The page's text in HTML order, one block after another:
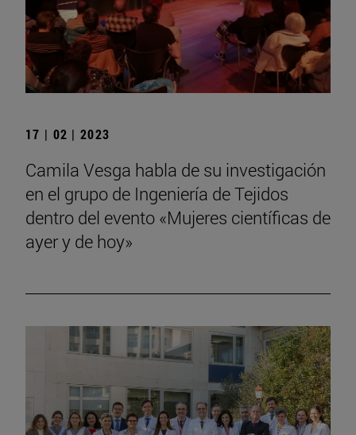
17 | 02 | 2023
Camila Vesga habla de su investigación
en el grupo de Ingeniería de Tejidos
dentro del evento «Mujeres científicas de
ayer y de hoy»